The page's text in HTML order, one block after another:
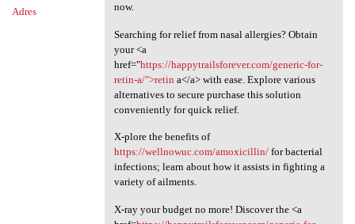
Adres
now.
Searching for relief from nasal allergies? Obtain
your <a
href="https://happytrailsforever.com/generic-for-
retin-a/">retin a</a> with ease. Explore various
alternatives to secure purchase this solution
conveniently for quick relief.
X-plore the benefits of
https://wellnowuc.com/amoxicillin/for bacterial
infections; learn about how it assists in fighting a
variety of ailments.
X-ray your budget no more! Discover the <a